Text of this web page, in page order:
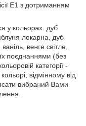
Е1 з дотриманням
у кольорах: дуб
локарна, дуб
венге світле,
їх поєднаннями (без
категорії -
відмінному від
вибраний Вами